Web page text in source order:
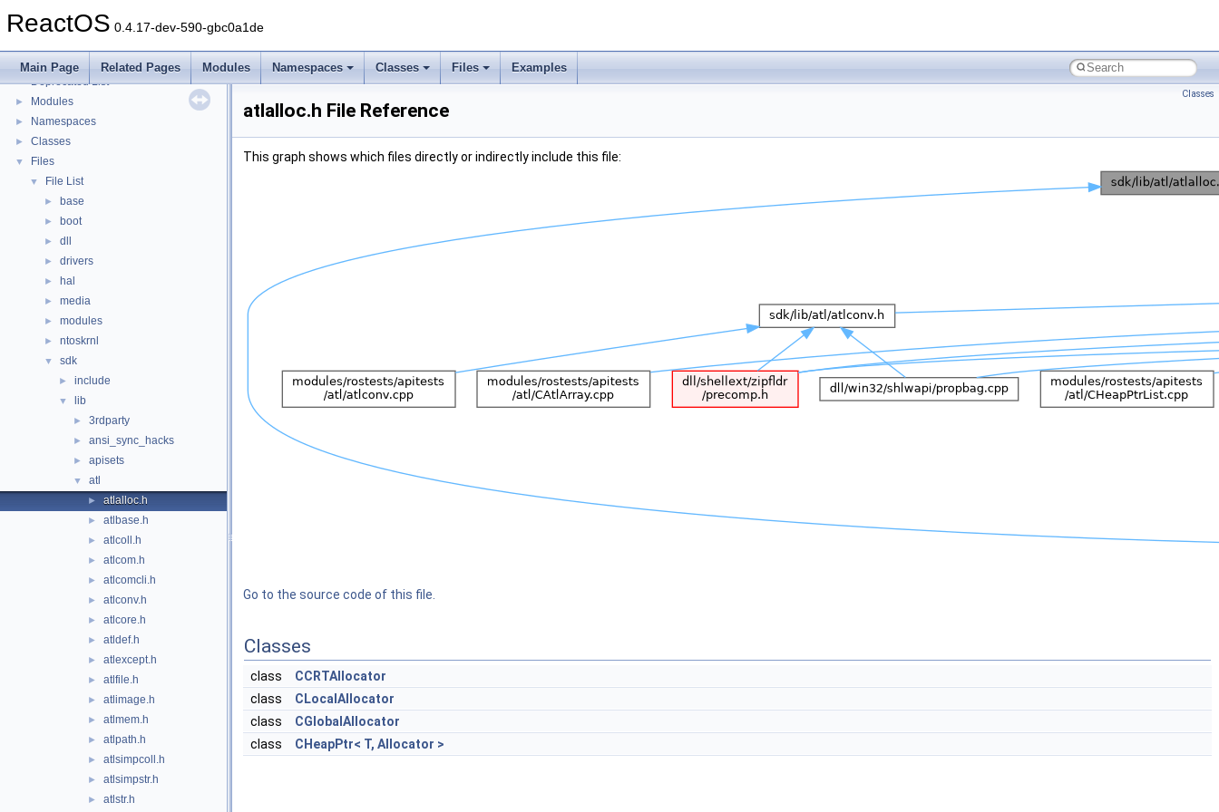
ReactOS 0.4.17-dev-590-gbc0a1de
Main Page Related Pages Modules Namespaces Classes Files Examples
BSD License
Todo List
Deprecated List
► Modules
► Namespaces
► Classes
▼ Files
▼ File List
► base
► boot
► dll
► drivers
► hal
► media
► modules
► ntoskrnl
▼ sdk
► include
▼ lib
► 3rdparty
► ansi_sync_hacks
► apisets
▼ atl
► atlalloc.h
► atlbase.h
► atlcoll.h
► atlcom.h
► atlcomcli.h
► atlconv.h
► atlcore.h
► atldef.h
► atlexcept.h
► atlfile.h
► atlimage.h
► atlmem.h
► atlpath.h
► atlsimpcoll.h
► atlsimpstr.h
► atlstr.h
Classes
atlalloc.h File Reference
This graph shows which files directly or indirectly include this file:
Go to the source code of this file.
Classes
class
CCRTAllocator
class
CLocalAllocator
class
CGlobalAllocator
class
CHeapPtr< T, Allocator >